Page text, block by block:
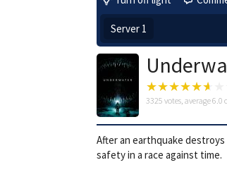
Server 1
3325 votes, average6.0
After an earthquake
safety in a race against time.